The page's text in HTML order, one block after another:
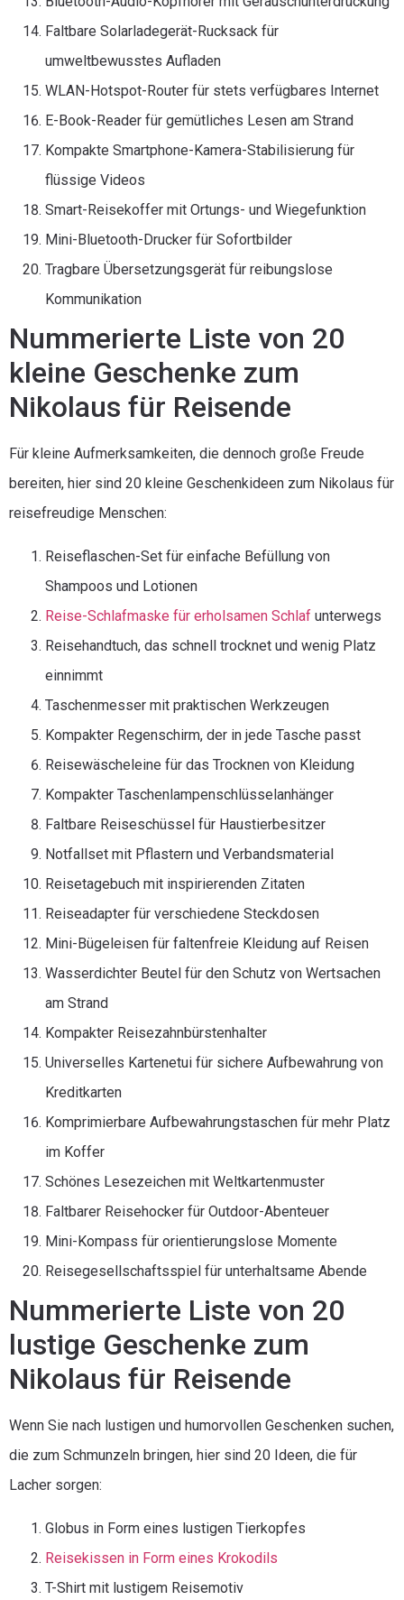
Faltbare Solarladegerät-Rucksack für
umweltbewusstes Aufladen
WLAN-Hotspot-Router für stets verfügbares Internet
E-Book-Reader für gemütliches Lesen am Strand
Kompakte Smartphone-Kamera-Stabilisierung für
flüssige Videos
Smart-Reisekoffer mit Ortungs- und Wiegefunktion
Mini-Bluetooth-Drucker für Sofortbilder
Tragbare Übersetzungsgerät für reibungslose
Kommunikation
Nummerierte Liste von 20
kleine Geschenke zum
Nikolaus für Reisende
Für kleine Aufmerksamkeiten, die dennoch große Freude
bereiten, hier sind 20 kleine Geschenkideen zum Nikolaus für
reisefreudige Menschen:
Reiseflaschen-Set für einfache Befüllung von
Shampoos und Lotionen
Reise-Schlafmaske für erholsamen Schlaf unterwegs
Reisehandtuch, das schnell trocknet und wenig Platz
einnimmt
Taschenmesser mit praktischen Werkzeugen
Kompakter Regenschirm, der in jede Tasche passt
Reisewäscheleine für das Trocknen von Kleidung
Kompakter Taschenlampenschlüsselanhänger
Faltbare Reiseschüssel für Haustierbesitzer
Notfallset mit Pflastern und Verbandsmaterial
Reisetagebuch mit inspirierenden Zitaten
Reiseadapter für verschiedene Steckdosen
Mini-Bügeleisen für faltenfreie Kleidung auf Reisen
Wasserdichter Beutel für den Schutz von Wertsachen
am Strand
Kompakter Reisezahnbürstenhalter
Universelles Kartenetui für sichere Aufbewahrung von
Kreditkarten
Komprimierbare Aufbewahrungstaschen für mehr Platz
im Koffer
Schönes Lesezeichen mit Weltkartenmuster
Faltbarer Reisehocker für Outdoor-Abenteuer
Mini-Kompass für orientierungslose Momente
Reisegesellschaftsspiel für unterhaltsame Abende
Nummerierte Liste von 20
lustige Geschenke zum
Nikolaus für Reisende
Wenn Sie nach lustigen und humorvollen Geschenken suchen,
die zum Schmunzeln bringen, hier sind 20 Ideen, die für
Lacher sorgen:
Globus in Form eines lustigen Tierkopfes
Reisekissen in Form eines Krokodils
T-Shirt mit lustigem Reisemotiv